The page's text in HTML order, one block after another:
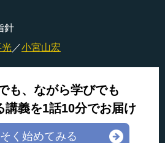
針
光 ／小宮山宏
も、ながら学びでも
講義を1話10分でお届け
く始めてみる